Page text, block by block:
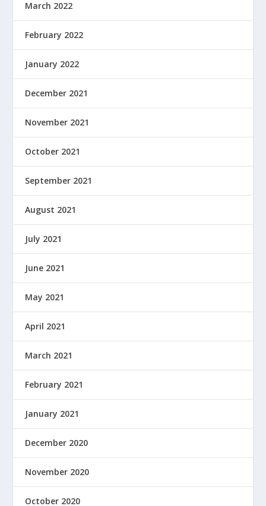
March 2022
February 2022
January 2022
December 2021
November 2021
October 2021
September 2021
August 2021
July 2021
June 2021
May 2021
April 2021
March 2021
February 2021
January 2021
December 2020
November 2020
October 2020